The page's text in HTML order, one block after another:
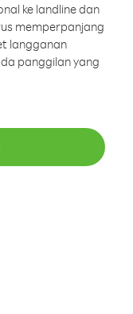
ke landline dan
memperpanjang
langganan
panggilan yang